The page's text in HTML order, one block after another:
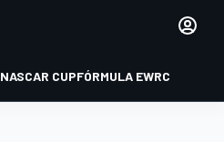
NASCAR CUPFÓRMULA EWRC